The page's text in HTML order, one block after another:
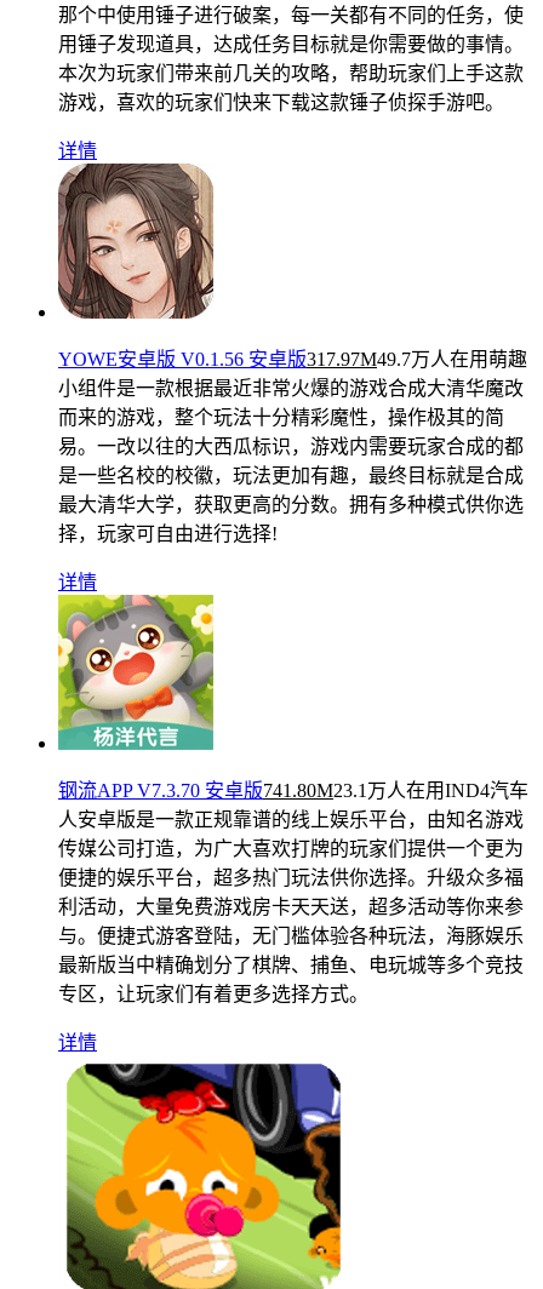
那个中使用锤子进行破案，每一关都有不同的任务，使
用锤子发现道具，达成任务目标就是你需要做的事情。
本次为玩家们带来前几关的攻略，帮助玩家们上手这款
游戏，喜欢的玩家们快来下载这款锤子侦探手游吧。
详情
YOWE安卓版 V0.1.56 安卓版317.97M49.7万人在用 萌趣
小组件是一款根据最近非常火爆的游戏合成大清华魔改
而来的游戏，整个玩法十分精彩魔性，操作极其的简
易。一改以往的大西瓜标识，游戏内需要玩家合成的都
是一些名校的校徽，玩法更加有趣，最终目标就是合成
最大清华大学，获取更高的分数。拥有多种模式供你选
择，玩家可自由进行选择!
详情
钢流APP V7.3.70 安卓版741.80M23.1万人在用IND4汽车
人安卓版是一款正规靠谱的线上娱乐平台，由知名游戏
传媒公司打造，为广大喜欢打牌的玩家们提供一个更为
便捷的娱乐平台，超多热门玩法供你选择。升级众多福
利活动，大量免费游戏房卡天天送，超多活动等你来参
与。便捷式游客登陆，无门槛体验各种玩法，海豚娱乐
最新版当中精确划分了棋牌、捕鱼、电玩城等多个竞技
专区，让玩家们有着更多选择方式。
详情